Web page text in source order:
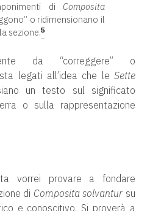
di Composita
o ridimensionano il
sezione.5
da “correggere” o
legati all’idea che le Sette
un testo sul significato
o sulla rappresentazione
vorrei provare a fondare
di Composita solvantur su
e conoscitivo. Si proverà a